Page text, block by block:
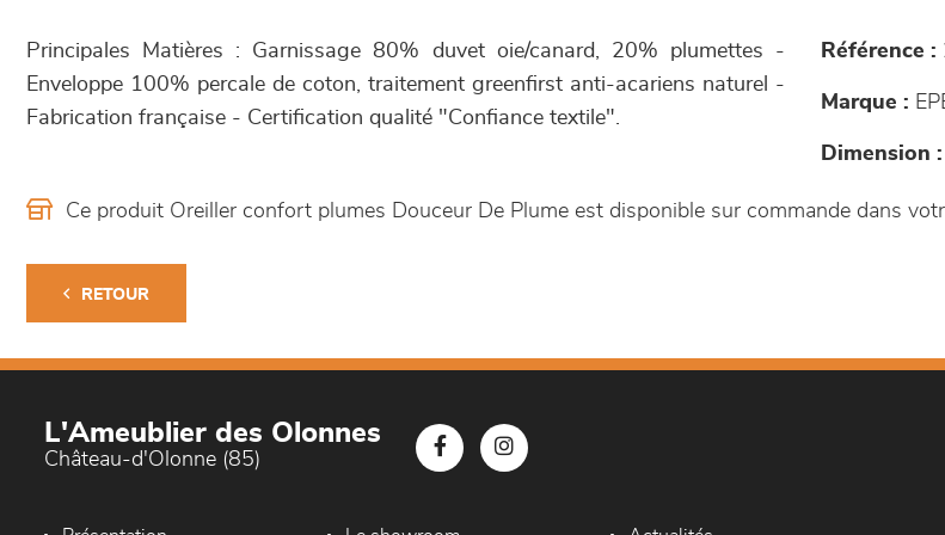
Principales Matières : Garnissage 80% duvet oie/canard, 20% plumettes -
Enveloppe 100% percale de coton, traitement greenfirst anti-acariens naturel -
Fabrication française - Certification qualité "Confiance textile".
Référence :
Marque :
Dimension :
Ce produit Oreiller confort plumes Douceur De Plume est disponible sur commande dans
RETOUR
L'Ameublier des Olonnes
Château-d'Olonne (85)